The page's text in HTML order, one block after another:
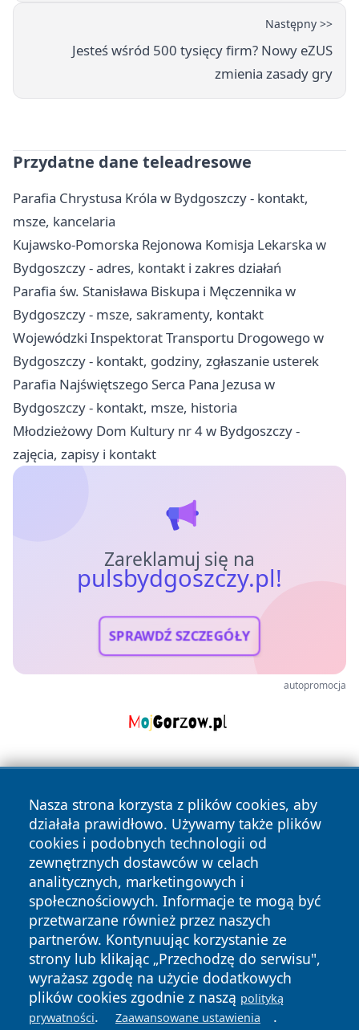
Następny >>
Jesteś wśród 500 tysięcy firm? Nowy eZUS
zmienia zasady gry
Przydatne dane teleadresowe
Parafia Chrystusa Króla w Bydgoszczy - kontakt,
msze, kancelaria
Kujawsko-Pomorska Rejonowa Komisja Lekarska w
Bydgoszczy - adres, kontakt i zakres działań
Parafia św. Stanisława Biskupa i Męczennika w
Bydgoszczy - msze, sakramenty, kontakt
Wojewódzki Inspektorat Transportu Drogowego w
Bydgoszczy - kontakt, godziny, zgłaszanie usterek
Parafia Najświętszego Serca Pana Jezusa w
Bydgoszczy - kontakt, msze, historia
Młodzieżowy Dom Kultury nr 4 w Bydgoszczy -
zajęcia, zapisy i kontakt
Zareklamuj się na
pulsbydgoszczy.pl!
SPRAWDŹ SZCZEGÓŁY
autopromocja
Nasza strona korzysta z plików cookies, aby
działała prawidłowo. Używamy także plików
cookies i podobnych technologii od
zewnętrznych dostawców w celach
analitycznych, marketingowych i
społecznościowych. Informacje te mogą być
przetwarzane również przez naszych
partnerów. Kontynuując korzystanie ze
strony lub klikając „Przechodzę do serwisu",
wyrażasz zgodę na użycie dodatkowych
plików cookies zgodnie z naszą polityką
prywatności. Zaawansowane ustawienia .
Copyright © 2026 pulsbydgoszczy.pl Wszystkie prawa
zastrzeżone.
News Autorzy
Polityka
Prywatności
Polityka
Cookies